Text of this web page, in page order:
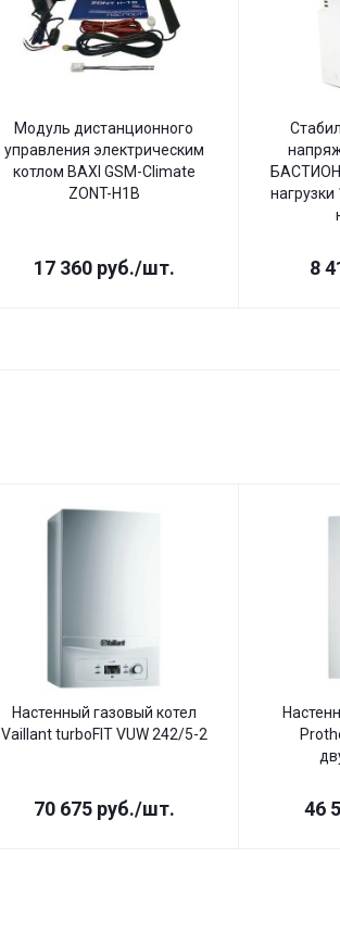
Модуль дистанционного
управления электрическим
котлом BAXI GSM-Climate
ZONT-H1B
17 360руб./шт.
БАСТИОН
8
Настенный газовый котел
Vaillant turboFIT VUW 242/5-2
70 675руб./шт. 46